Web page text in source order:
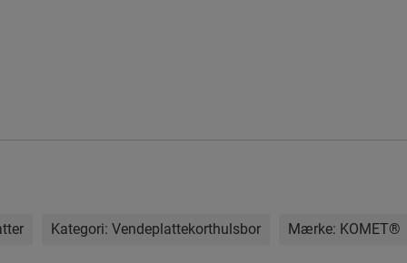
Kategori: Vendeplattekorthulsbor Mærke: KOMET®